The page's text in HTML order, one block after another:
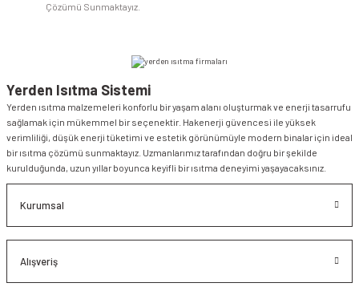
Çözümü Sunmaktayız.
Yerden Isıtma Sistemi
Yerden ısıtma malzemeleri konforlu bir yaşam alanı oluşturmak ve enerji tasarrufu
sağlamak için mükemmel bir seçenektir. Hakenerji güvencesi ile yüksek
verimliliği, düşük enerji tüketimi ve estetik görünümüyle modern binalar için ideal
bir ısıtma çözümü sunmaktayız. Uzmanlarımız tarafından doğru bir şekilde
kurulduğunda, uzun yıllar boyunca keyifli bir ısıtma deneyimi yaşayacaksınız.
Kurumsal
Alışveriş